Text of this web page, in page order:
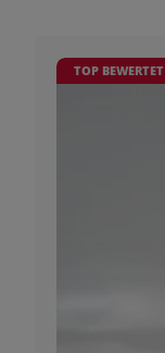
TOP BEWERTET